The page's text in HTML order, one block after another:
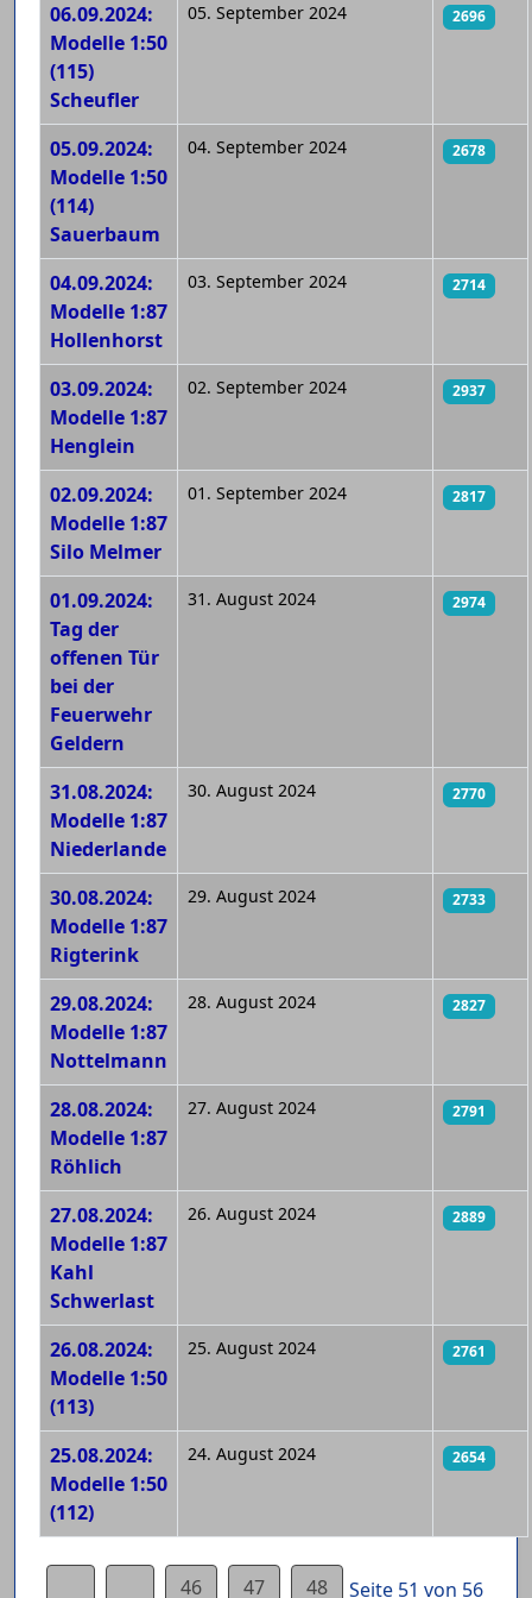
06.09.2024:
Modelle 1:50
(115)
Scheufler
05. September 2024 2696
05.09.2024:
Modelle 1:50
(114)
Sauerbaum
04. September 2024 2678
04.09.2024:
Modelle 1:87
Hollenhorst
03. September 2024 2714
03.09.2024:
Modelle 1:87
Henglein
02. September 2024 2937
02.09.2024:
Modelle 1:87
Silo Melmer
01. September 2024 2817
01.09.2024:
Tag der
offenen Tür
bei der
Feuerwehr
Geldern
31. August 2024 2974
31.08.2024:
Modelle 1:87
Niederlande
30. August 2024 2770
30.08.2024:
Modelle 1:87
Rigterink
29. August 2024 2733
29.08.2024:
Modelle 1:87
Nottelmann
28. August 2024 2827
28.08.2024:
Modelle 1:87
Röhlich
27. August 2024 2791
27.08.2024:
Modelle 1:87
Kahl
Schwerlast
26. August 2024 2889
26.08.2024:
Modelle 1:50
(113)
25. August 2024 2761
25.08.2024:
Modelle 1:50
(112)
24. August 2024 2654
Seite 51 von 56
46 47 48